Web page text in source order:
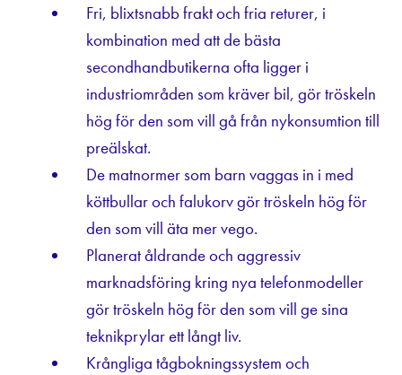
Fri, blixtsnabb frakt och fria returer, i
kombination med att de bästa
secondhandbutikerna ofta ligger i
industriområden som kräver bil, gör tröskeln
hög för den som vill gå från nykonsumtion till
preälskat.
De matnormer som barn vaggas in i med
köttbullar och falukorv gör tröskeln hög för
den som vill äta mer vego.
Planerat åldrande och aggressiv
marknadsföring kring nya telefonmodeller
gör tröskeln hög för den som vill ge sina
teknikprylar ett långt liv.
Krångliga tågbokningssystem och